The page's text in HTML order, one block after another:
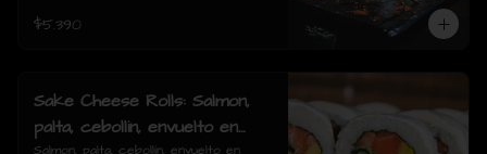
$5.390
Sake Cheese Rolls: Salmon,
palta, cebollin, envuelto en
Salmon, palta, cebollín, envuelto en